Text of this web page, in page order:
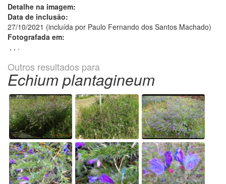
Detalhe na imagem:
Data de inclusão:
27/10/2021 (incluída por Paulo Fernando dos Santos Machado)
Fotografada em:
, , .
Outros resultados para
Echium plantagineum